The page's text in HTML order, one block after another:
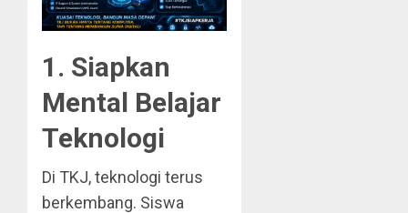
1. Siapkan
Mental Belajar
Teknologi
Di TKJ, teknologi terus
berkembang. Siswa